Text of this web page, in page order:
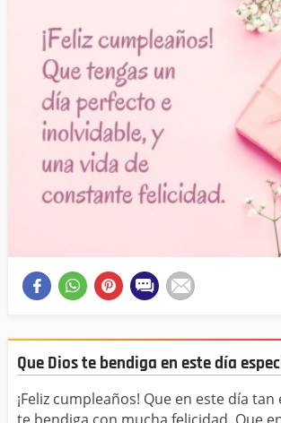
Que Dios te bendiga en este día
¡Feliz cumpleaños! Que en este día tan